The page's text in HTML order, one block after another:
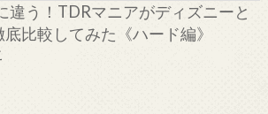
違う！TDRマニアがディズニーと
底比較してみた《ハード編》